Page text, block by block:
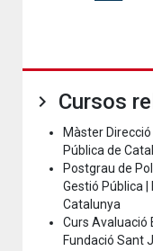
Cursos
Màster
Pública de
Postgrau de
Gestió Pública |
Catalunya
Curs Avaluació
Fundació Sant